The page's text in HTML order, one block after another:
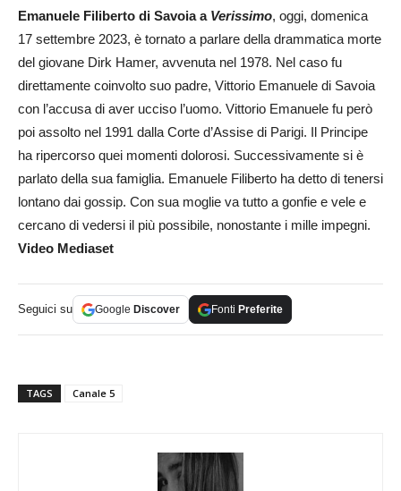
Emanuele Filiberto di Savoia a Verissimo, oggi, domenica
17 settembre 2023, è tornato a parlare della drammatica morte
del giovane Dirk Hamer, avvenuta nel 1978. Nel caso fu
direttamente coinvolto suo padre, Vittorio Emanuele di Savoia
con l’accusa di aver ucciso l’uomo. Vittorio Emanuele fu però
poi assolto nel 1991 dalla Corte d’Assise di Parigi. Il Principe
ha ripercorso quei momenti dolorosi. Successivamente si è
parlato della sua famiglia. Emanuele Filiberto ha detto di tenersi
lontano dai gossip. Con sua moglie va tutto a gonfie e vele e
cercano di vedersi il più possibile, nonostante i mille impegni.
Video Mediaset
Seguici su Google Discover Fonti Preferite
TAGS Canale 5